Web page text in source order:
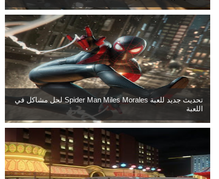
تحديث جديد للعبة Spider Man Miles Morales لحل مشاكل في
اللعبة